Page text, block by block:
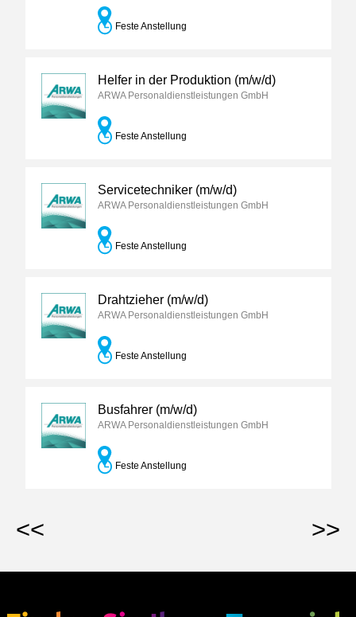
Feste Anstellung
Helfer in der Produktion (m/w/d)
ARWA Personaldienstleistungen GmbH
Feste Anstellung
Servicetechniker (m/w/d)
ARWA Personaldienstleistungen GmbH
Feste Anstellung
Drahtzieher (m/w/d)
ARWA Personaldienstleistungen GmbH
Feste Anstellung
Busfahrer (m/w/d)
ARWA Personaldienstleistungen GmbH
Feste Anstellung
<< >>